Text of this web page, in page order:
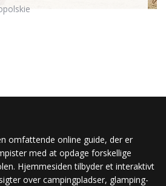
omfattende online guide, der er
med at opdage forskellige
Hjemmesiden tilbyder et interaktivt
over campingpladser, glamping-